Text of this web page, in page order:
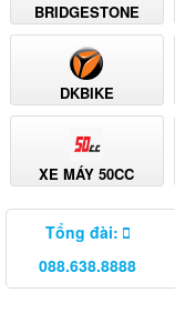
BRIDGESTONE
DKBIKE
XE MÁY 50CC
Tổng đài:
088.638.8888